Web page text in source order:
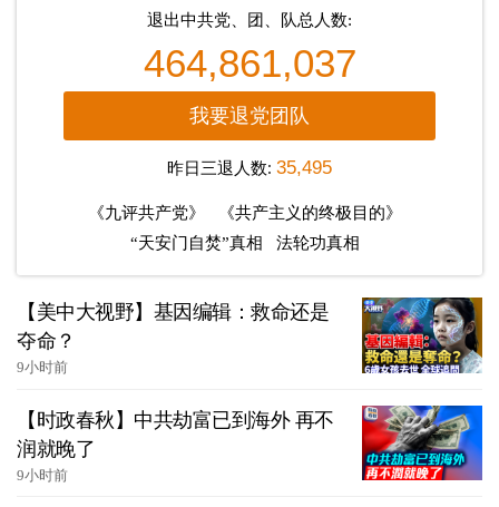
退出中共党、团、队总人数:
464,861,037
我要退党团队
昨日三退人数: 35,495
《九评共产党》
《共产主义的终极目的》
“天安门自焚”真相
法轮功真相
【美中大视野】基因编辑：救命还是
夺命？
9小时前
【时政春秋】中共劫富已到海外 再不
润就晚了
9小时前